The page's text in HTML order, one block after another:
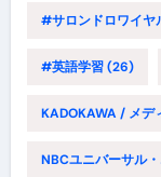
#サロンドロワイヤ
#英語学習(26)
KADOKAWA / メデ
NBCユニバーサル